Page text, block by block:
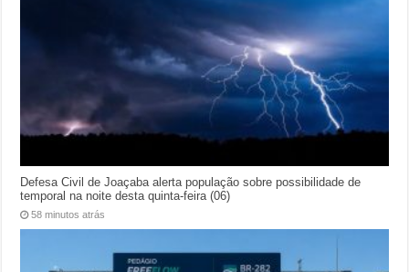
Defesa Civil de Joaçaba alerta população sobre possibilidade de
temporal na noite desta quinta-feira (06)
58 minutos atrás